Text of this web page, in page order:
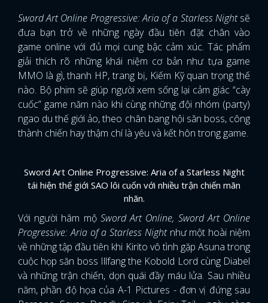
Sword Art Online Progressive: Aria of a Starless Nightsẽ
đưa bạn trở về những ngày đầu tiên đặt chân vào
game online với đủ mọi cung bậc cảm xúc. Tác phẩm
giải thích rõ những khái niệm cơ bản như tựa game
MMO là gì, thanh HP, trang bị, Kiếm Kỹ quan trọng thế
nào. Bộ phim sẽ giúp người xem sống lại cảm giác “cày
cuốc” game năm nào khi cùng những đội nhóm (party)
ngao du thế giới ảo, theo chân bang hội săn boss, công
thành chiến hay thậm chí là yêu và kết hôn trong game.
Sword Art Online Progressive: Aria of a Starless Night
tái hiện thế giới SAO lôi cuốn với nhiều trận chiến mãn
nhãn.
Với người hâm mộ Sword Art Online, Sword Art Online
Progressive: Aria of a Starless Nightnhư một hoài niệm
về những tập đầu tiên khi Kirito vô tình gặp Asuna trong
cuộc họp săn boss Illfang the Kobold Lord cùng Diabel
và những trận chiến, dọn quái đầy máu lửa. Sau nhiều
năm, phần độ họa của A-1 Pictures - đơn vị đứng sau